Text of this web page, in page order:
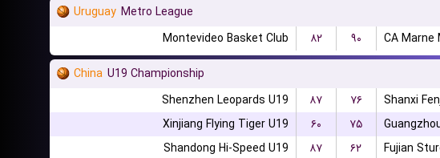
Uruguay Metro League
Montevideo Basket Club
۸۲ ۹۰ CA Marne
China U19 Championship
Shenzhen Leopards U19
۸۷ ۷۶ Shanxi
Xinjiang Flying Tiger U19
۶۰ ۷۵
Shandong Hi-Speed U19
۸۷ ۶۲ Fujian